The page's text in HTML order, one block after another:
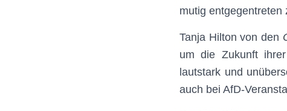
mutig entgegentreten
Tanja Hilton von den
um die Zukunft
lautstark und
auch bei AfD-